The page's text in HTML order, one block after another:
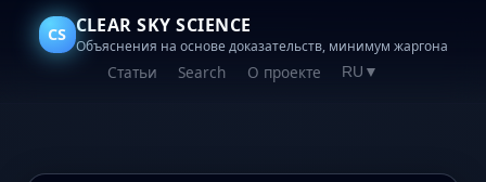
CS CLEAR SKY SCIENCE
Объяснения на основе доказательств, минимум жаргона
Статьи Search О проекте RU ▼